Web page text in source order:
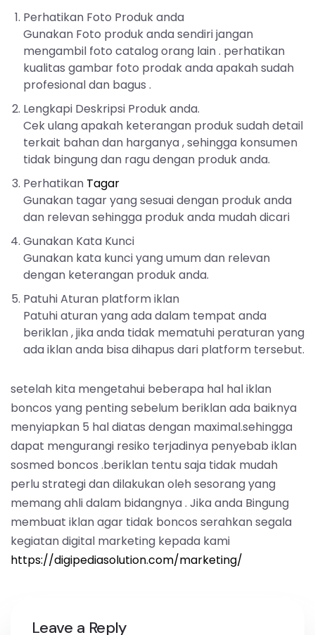
Perhatikan Foto Produk anda
Gunakan Foto produk anda sendiri jangan
mengambil foto catalog orang lain . perhatikan
kualitas gambar foto prodak anda apakah sudah
profesional dan bagus .
Lengkapi Deskripsi Produk anda.
Cek ulang apakah keterangan produk sudah detail
terkait bahan dan harganya , sehingga konsumen
tidak bingung dan ragu dengan produk anda.
Perhatikan Tagar
Gunakan tagar yang sesuai dengan produk anda
dan relevan sehingga produk anda mudah dicari
Gunakan Kata Kunci
Gunakan kata kunci yang umum dan relevan
dengan keterangan produk anda.
Patuhi Aturan platform iklan
Patuhi aturan yang ada dalam tempat anda
beriklan , jika anda tidak mematuhi peraturan yang
ada iklan anda bisa dihapus dari platform tersebut.
setelah kita mengetahui beberapa hal hal iklan
boncos yang penting sebelum beriklan ada baiknya
menyiapkan 5 hal diatas dengan maximal.sehingga
dapat mengurangi resiko terjadinya penyebab iklan
sosmed boncos .beriklan tentu saja tidak mudah
perlu strategi dan dilakukan oleh sesorang yang
memang ahli dalam bidangnya . Jika anda Bingung
membuat iklan agar tidak boncos serahkan segala
kegiatan digital marketing kepada kami
https://digipediasolution.com/marketing/
Leave a Reply